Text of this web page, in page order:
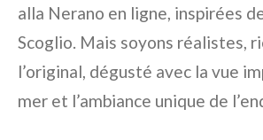
alla Nerano en ligne, inspirées
Scoglio. Mais soyons réalistes,
l’original, dégusté avec la vue
mer et l’ambiance unique de